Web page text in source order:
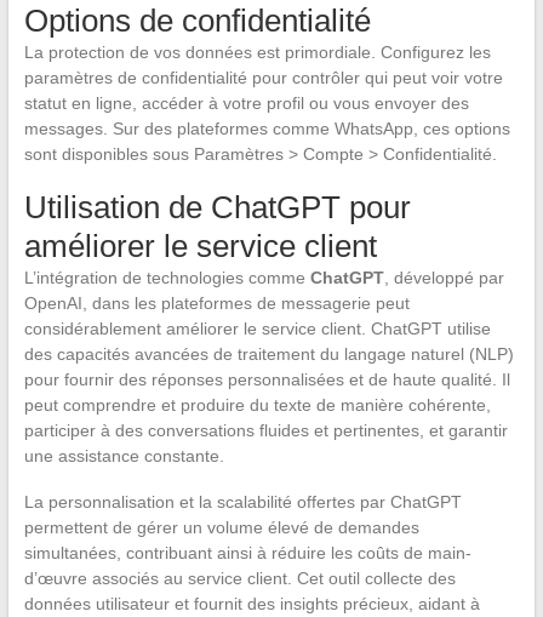
Options de confidentialité
La protection de vos données est primordiale. Configurez les
paramètres de confidentialité pour contrôler qui peut voir votre
statut en ligne, accéder à votre profil ou vous envoyer des
messages. Sur des plateformes comme WhatsApp, ces options
sont disponibles sous Paramètres > Compte > Confidentialité.
Utilisation de ChatGPT pour
améliorer le service client
L’intégration de technologies comme ChatGPT, développé par
OpenAI, dans les plateformes de messagerie peut
considérablement améliorer le service client. ChatGPT utilise
des capacités avancées de traitement du langage naturel (NLP)
pour fournir des réponses personnalisées et de haute qualité. Il
peut comprendre et produire du texte de manière cohérente,
participer à des conversations fluides et pertinentes, et garantir
une assistance constante.
La personnalisation et la scalabilité offertes par ChatGPT
permettent de gérer un volume élevé de demandes
simultanées, contribuant ainsi à réduire les coûts de main-
d’œuvre associés au service client. Cet outil collecte des
données utilisateur et fournit des insights précieux, aidant à